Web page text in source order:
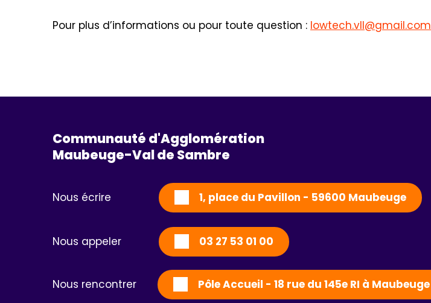
Pour plus d’informations ou pour toute question : lowtech.vll@gmail.com
Communauté d'Agglomération
Maubeuge-Val de Sambre
Nous écrire 1, place du Pavillon - 59600 Maubeuge
Nous appeler 03 27 53 01 00
Nous rencontrer Pôle Accueil - 18 rue du 145e RI à Maubeuge